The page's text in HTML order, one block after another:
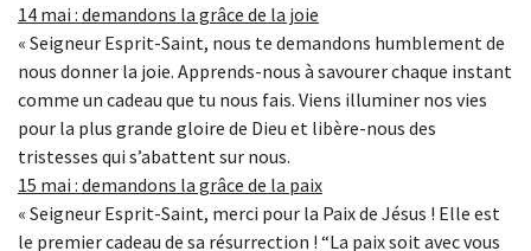
14 mai : demandons la grâce de la joie
« Seigneur Esprit-Saint, nous te demandons humblement de
nous donner la joie. Apprends-nous à savourer chaque instant
comme un cadeau que tu nous fais. Viens illuminer nos vies
pour la plus grande gloire de Dieu et libère-nous des
tristesses qui s’abattent sur nous.
15 mai : demandons la grâce de la paix
« Seigneur Esprit-Saint, merci pour la Paix de Jésus ! Elle est
le premier cadeau de sa résurrection ! “La paix soit avec vous